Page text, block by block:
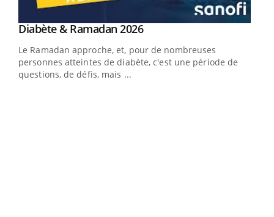
Youtube
Diabète & Ramadan 2026Youtube
Le Ramadan approche, et, pour de nombreuses
personnes atteintes de diabète, c'est une période de
questions, de défis, mais ...